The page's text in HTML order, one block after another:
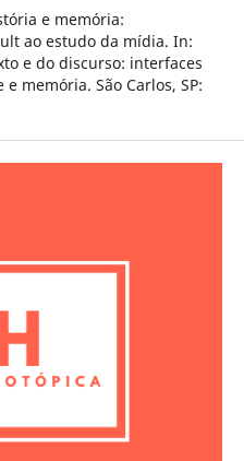
e memória:
ao estudo da mídia. In:
e do discurso: interfaces
memória. São Carlos, SP: